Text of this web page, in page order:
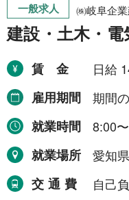
30日間
31日間
2ヶ月間
6ヶ月間
1年間
令和8年9月30日まで
令和8年12月31日ま
一般求人 ㈱岐阜企
建設・土木・電
賃金
日給
雇用期間
期間
就業時間
8:00
就業場所
愛知
交通費
自己